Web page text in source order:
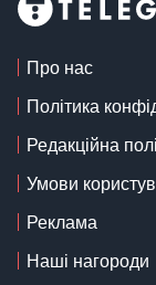
Про нас
Політика
Редакційна
Умови
Реклама
Наші нагороди